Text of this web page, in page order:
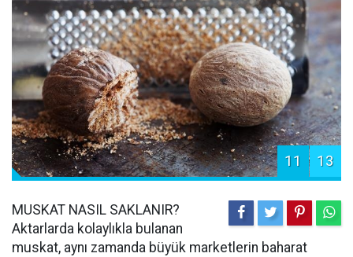
11 13
MUSKAT NASIL SAKLANIR?
Aktarlarda kolaylıkla bulanan
muskat, aynı zamanda büyük marketlerin baharat